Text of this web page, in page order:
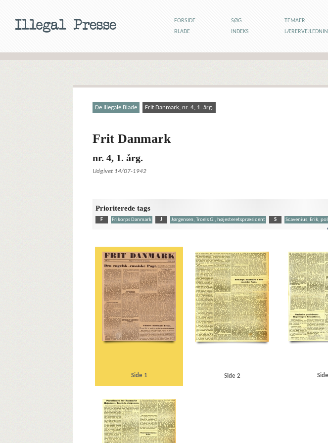
FORSIDE SØG TEMAER
BLADE
INDEKS
De Illegale Blade Frit Danmark, nr. 4, 1. årg.
Frit Danmark
nr. 4, 1. årg.
Udgivet 14/07-1942
Prioriterede tags
F Frikorps Danmark J Jørgensen, Troels G., højesteretspræsident S Scavenius, Erik,
A Aalborg Aarhus Havn Atlanterhavsdeklarationen
Christmas Møller, John, politiker
Clausen, Frits, politiker D Dansk Arbejde DNSAP (Danmarks
Eskelund, Karl, chef for Udenrigsministeriets Pressebureau
F Flakkebjerg Frankrig Fredericia
Hamborg Helsingør Jernstøberi Herman Triers Plads Himmler, Heinrich Højesteret I
Posten
Jørgensen, A.D., historiker Jørgensen, Troels G., højesteretspræsident Kamptegnet
Kryssing, Christian, Peter
L la Cour, Vilhelm, historiker Land og Folk Larsen, Gunnar, politiker
Middelfart
Molotov, Vjatjeslav Mussolini, Benito N Nationalbanken Næstved O
Ritzaus Bureau
Rusland Ry Scavenius, Erik, politiker Schalburg, Christian F. von
Sønderjylland
T Thune Jacobsen, Eigil, politiker Trier, Herman Trondheim U
Wilhelmstrasse
Side 1 Side 2